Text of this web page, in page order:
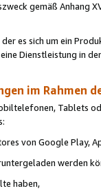
gemäß Anhang
es sich um ein
Dienstleistung in
im Rahmen
Tablets
von Google Play,
werden
haben,